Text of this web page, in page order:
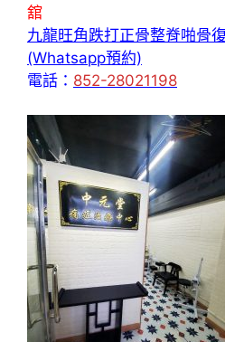
舘
九龍旺角跌打正骨整脊啪骨
(Whatsapp預約)
電話： 852-28021198